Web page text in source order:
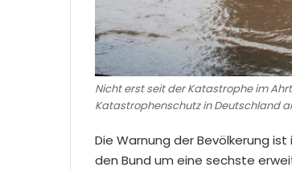
Nicht erst seit der Katastrophe im
Katastrophenschutz in Deutschland
Die Warnung der Bevölkerung
den Bund um eine sechste